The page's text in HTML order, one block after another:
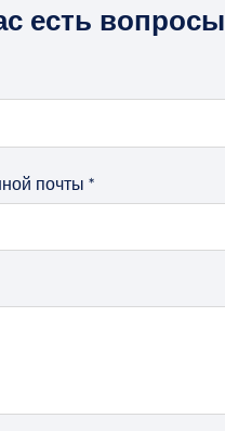
есть
почты *